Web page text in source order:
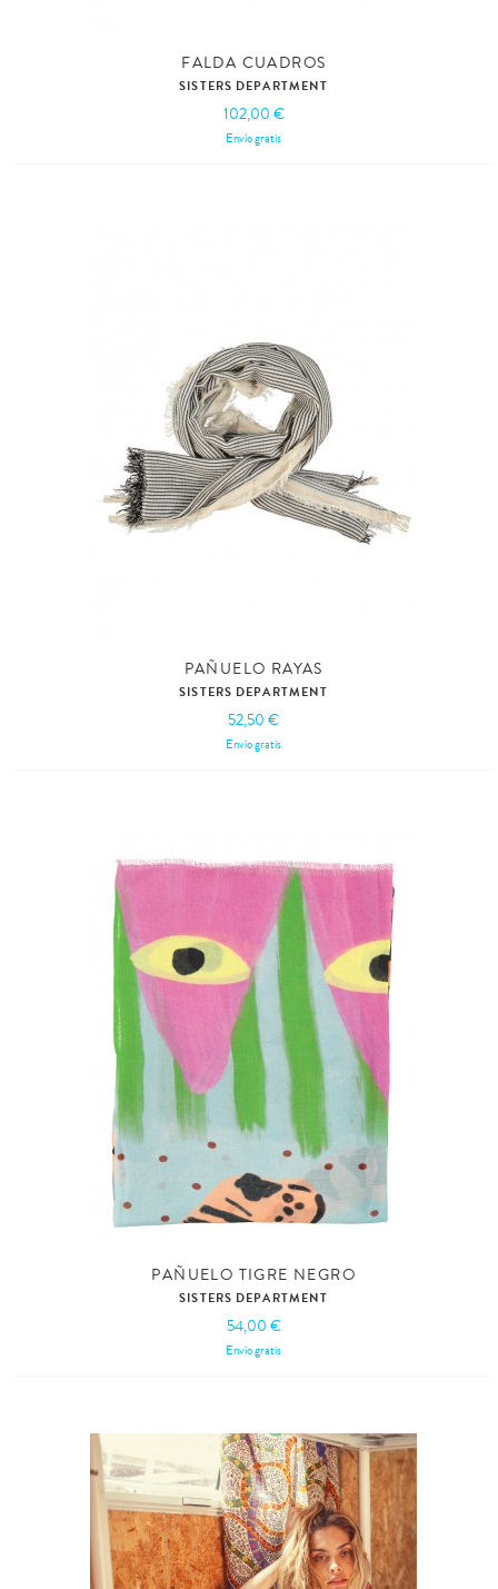
FALDA CUADROS
SISTERS DEPARTMENT
102,00 €
Envío gratis
PAÑUELO RAYAS
SISTERS DEPARTMENT
52,50 €
Envío gratis
PAÑUELO TIGRE NEGRO
SISTERS DEPARTMENT
54,00 €
Envío gratis